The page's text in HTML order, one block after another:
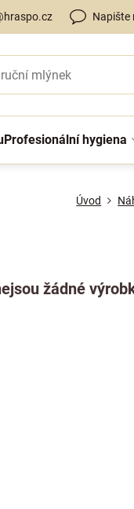
Napište
Profesionální hygiena
Úvod